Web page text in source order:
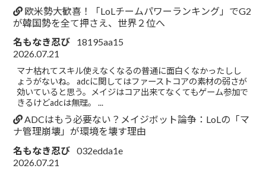
欧米勢大歓喜！「LoLチームパワーランキング」でG2
が韓国勢を全て押さえ、世界２位へ
名もなき忍び
18195aa15
2026.07.21
マナ枯れてスキル使えなくなるの普通に面白くなかったしし
ょうがないね。 adcに関してはファーストコアの素材の弱さが
効いていると思う。メイジはコア出来てなくてもゲーム参加で
きるけどadcは無理。 ...
ADCはもう必要ない？メイジボット論争：LoLの「マ
ナ管理崩壊」が環境を壊す理由
名もなき忍び 032edda1e
2026.07.21